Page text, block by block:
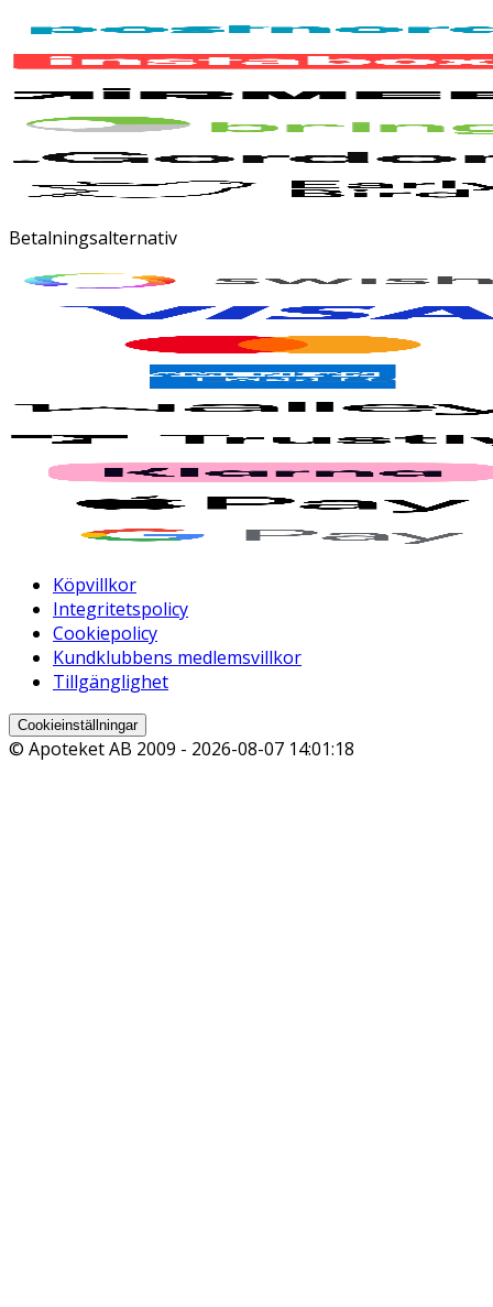
Betalningsalternativ
Köpvillkor
Integritetspolicy
Cookiepolicy
Kundklubbens medlemsvillkor
Tillgänglighet
Cookieinställningar
© Apoteket AB 2009 - 2026-08-07 14:01:18